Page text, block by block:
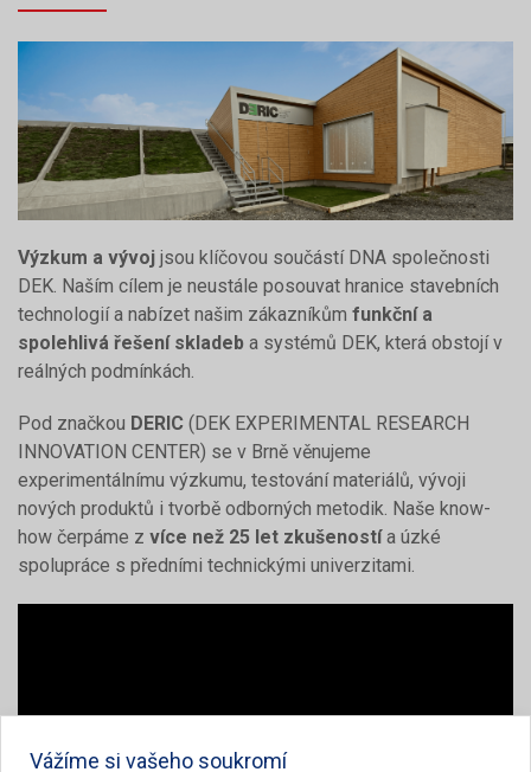
Výzkum a vývoj jsou klíčovou součástí DNA společnosti
DEK. Naším cílem je neustále posouvat hranice stavebních
technologií a nabízet našim zákazníkům funkční a
spolehlivá řešení skladeb a systémů DEK, která obstojí v
reálných podmínkách.
Pod značkou DERIC (DEK EXPERIMENTAL RESEARCH
INNOVATION CENTER) se v Brně věnujeme
experimentálnímu výzkumu, testování materiálů, vývoji
nových produktů i tvorbě odborných metodik. Naše know-
how čerpáme z více než 25 let zkušenostía úzké
spolupráce s předními technickými univerzitami.
Vážíme si vašeho soukromí